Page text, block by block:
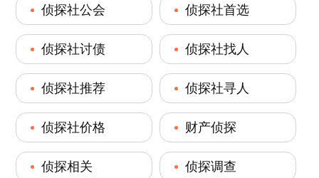
侦探社公会 侦探社首选
侦探社讨债 侦探社找人
侦探社推荐 侦探社寻人
侦探社价格 财产侦探
侦探相关 侦探调查